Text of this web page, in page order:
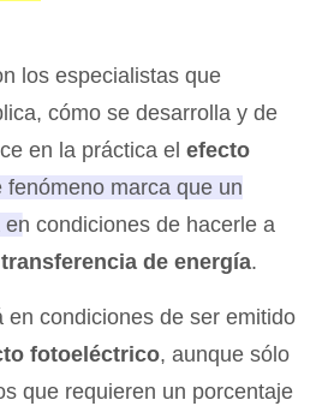
los especialistas que
cómo se desarrolla y de
en la práctica el efecto
fenómeno marca que un
en condiciones de hacerle a
transferencia de energía.
en condiciones de ser emitido
fotoeléctrico, aunque sólo
que requieren un porcentaje